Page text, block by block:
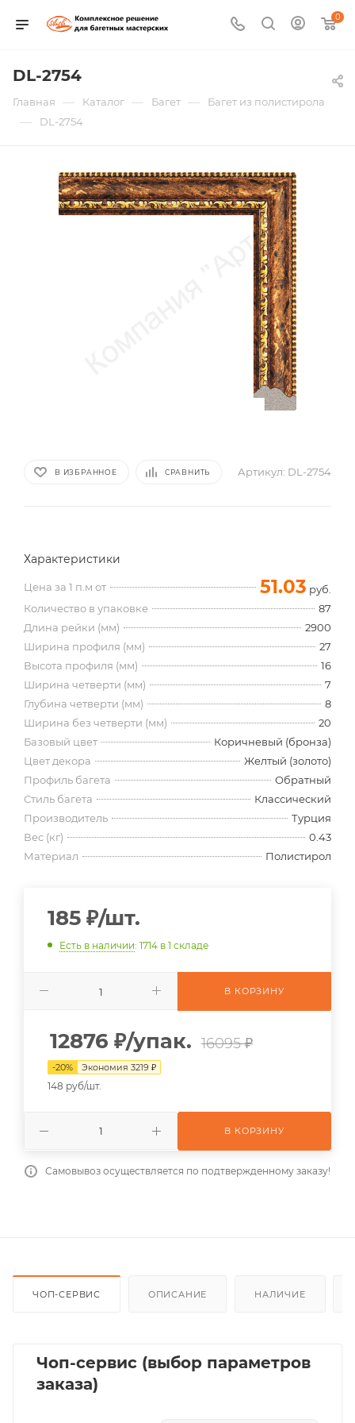
0
DL-2754
Главная — Каталог — Багет — Багет из полистирола
— DL-2754
В ИЗБРАННОЕ СРАВНИТЬ Артикул: DL-2754
Характеристики
Цена за 1 п.м от 51.03 руб.
Количество в упаковке
87
Длина рейки (мм)
2900
Ширина профиля (мм)
27
Высота профиля (мм)
16
Ширина четверти (мм)
7
Глубина четверти (мм)
8
Ширина без четверти (мм)
20
Базовый цвет
Коричневый (бронза)
Цвет декора
Желтый (золото)
Профиль багета
Обратный
Стиль багета
Классический
Производитель
Турция
Вес (кг)
0.43
Материал
Полистирол
185 ₽/шт.
Есть в наличии: 1714 в 1 складе
В КОРЗИНУ
12876 ₽/упак. 16095 ₽
-20% Экономия 3219 ₽
148 руб/шт.
В КОРЗИНУ
Самовывоз осуществляется по подтвержденному заказу!
ЧОП-СЕРВИС ОПИСАНИЕ НАЛИЧИЕ
Чоп-сервис (выбор параметров
заказа)